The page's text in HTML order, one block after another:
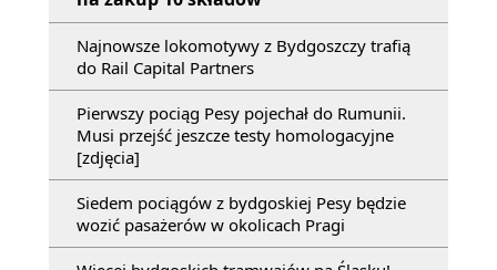
Najnowsze lokomotywy z Bydgoszczy trafią
do Rail Capital Partners
Pierwszy pociąg Pesy pojechał do Rumunii.
Musi przejść jeszcze testy homologacyjne
[zdjęcia]
Siedem pociągów z bydgoskiej Pesy będzie
wozić pasażerów w okolicach Pragi